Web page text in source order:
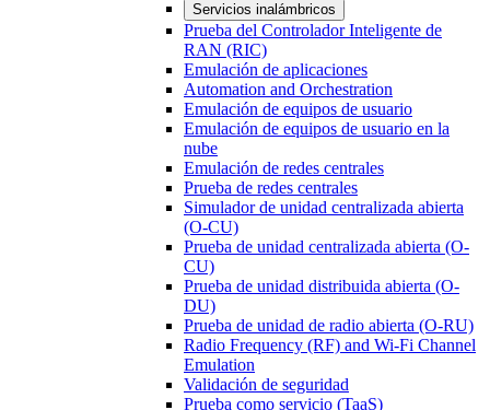
Servicios inalámbricos
Prueba del Controlador Inteligente de
RAN (RIC)
Emulación de aplicaciones
Automation and Orchestration
Emulación de equipos de usuario
Emulación de equipos de usuario en la
nube
Emulación de redes centrales
Prueba de redes centrales
Simulador de unidad centralizada abierta
(O-CU)
Prueba de unidad centralizada abierta (O-
CU)
Prueba de unidad distribuida abierta (O-
DU)
Prueba de unidad de radio abierta (O-RU)
Radio Frequency (RF) and Wi-Fi Channel
Emulation
Validación de seguridad
Prueba como servicio (TaaS)